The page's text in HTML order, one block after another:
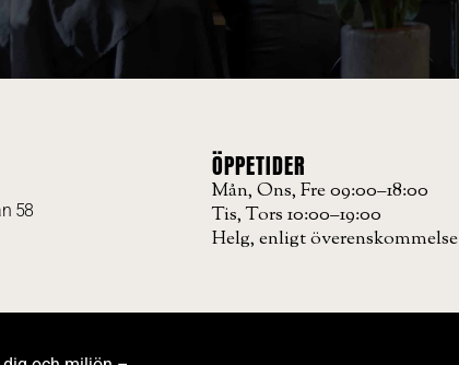
58
ÖPPETIDER
Mån, Ons, Fre 09:00–18:00
Tis, Tors 10:00–19:00
Helg, enligt överenskommelse